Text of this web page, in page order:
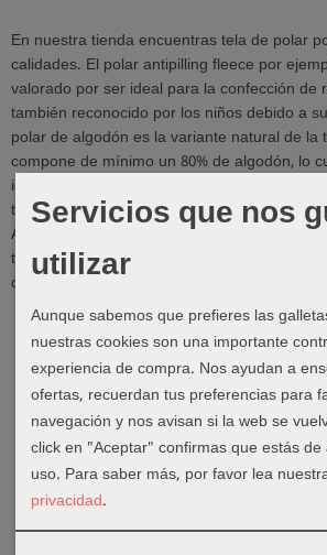
En nuestra tienda encuentras tela de polar
calidades. El polar antipilling fleece por
valorado por ser ideal para la confección de
también reconocido por los niños debido a
polar de algodón es la variante natural de la
compone de mínimo un 80% de algodón, lo
ideal para la piel sensible de los bebés y los
también puedes usarlo para la confección de
Además de los ya mencionados tipos de
también podrás encontrar en nuestro surtido
como micro fleece y polar fleece. Coralinas,
Servicios que nos
utilizar
Aunque sabemos que prefieres las
nuestras cookies son una importante
experiencia de compra. Nos ayudan a
ofertas, recuerdan tus preferencias para
navegación y nos avisan si la web se
click en "Aceptar" confirmas que estás
uso. Para saber más, por favor lea
privacidad.